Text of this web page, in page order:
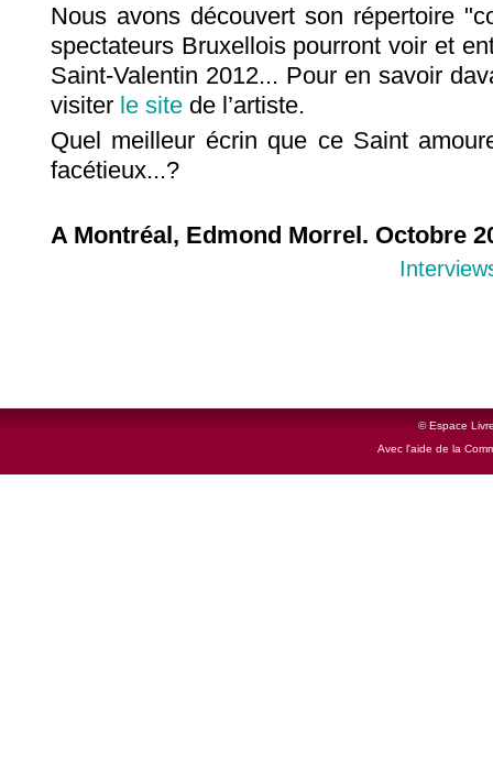
Nous avons découvert son répertoire
spectateurs Bruxellois pourront voir et
Saint-Valentin 2012... Pour en savoir
visiter le site de l’artiste.
Quel meilleur écrin que ce Saint
facétieux...?
A Montréal, Edmond Morrel. Octobre
© Espace
Avec l'aide de la